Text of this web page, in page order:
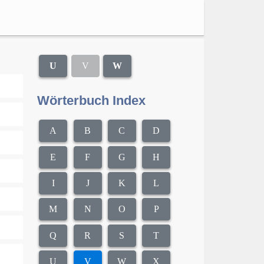
U V W
Wörterbuch Index
A B C D
E F G H
I J K L
M N O P
Q R S T
U V W X